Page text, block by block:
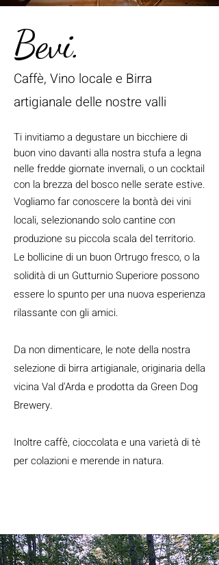
Bevi.
Caffè, Vino locale e Birra
artigianale delle nostre valli
Ti invitiamo a degustare un bicchiere di
buon vino davanti alla nostra stufa a legna
nelle fredde giornate invernali, o un cocktail
con la brezza del bosco nelle serate estive.
Vogliamo far conoscere la bontà dei vini
locali, selezionando solo cantine con
produzione su piccola scala del territorio.
Le bollicine di un buon Ortrugo fresco, o la
solidità di un Gutturnio Superiore possono
essere lo spunto per una nuova esperienza
rilassante con gli amici.
Da non dimenticare, le note della nostra
selezione di birra artigianale, originaria della
vicina Val d'Arda e prodotta da Green Dog
Brewery.
Inoltre caffè, cioccolata e una varietà di tè
per colazioni e merende in natura.